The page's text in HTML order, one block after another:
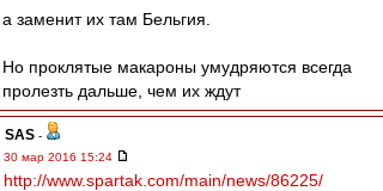
а заменит их там Бельгия.
Но проклятые макароны умудряются всегда
пролезть дальше, чем их ждут
SAS -
30 мар 2016 15:24
http://www.spartak.com/main/news/86225/